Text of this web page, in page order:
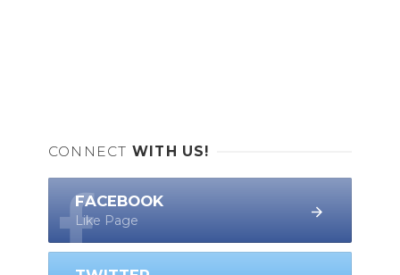
CONNECT WITH US!
FACEBOOK
Like Page